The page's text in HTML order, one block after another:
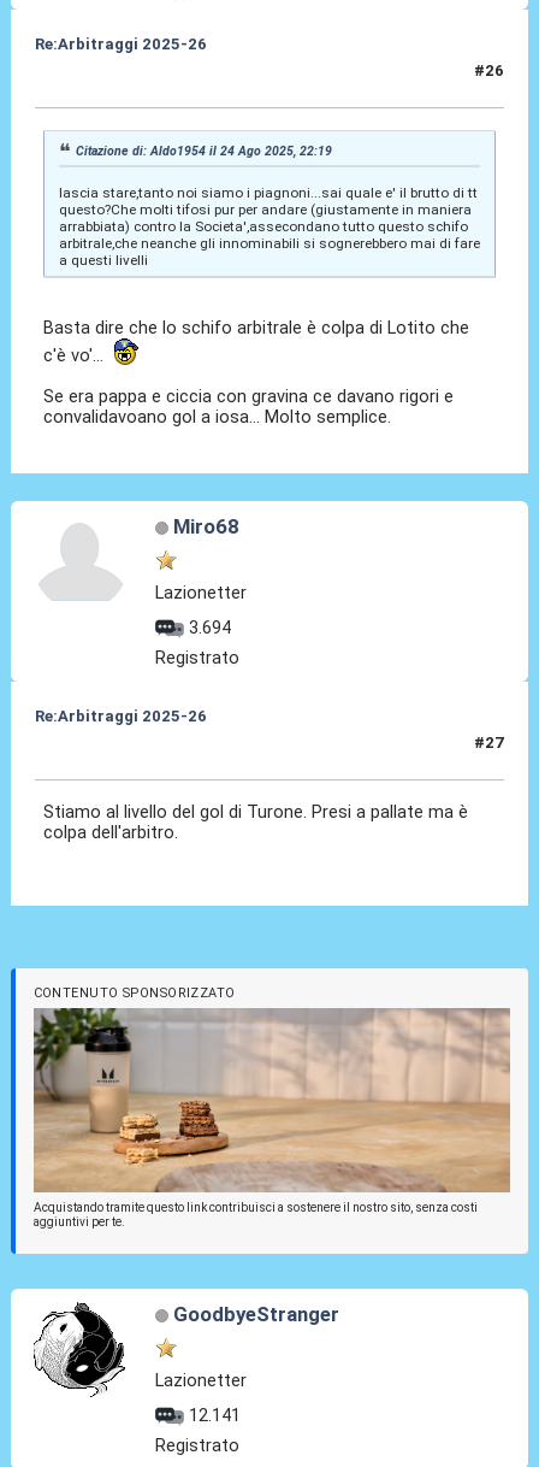
Re:Arbitraggi 2025-26
#26
Citazione di: Aldo1954 il 24 Ago 2025, 22:19
lascia stare,tanto noi siamo i piagnoni...sai quale e' il brutto di tt
questo?Che molti tifosi pur per andare (giustamente in maniera
arrabbiata) contro la Societa',assecondano tutto questo schifo
arbitrale,che neanche gli innominabili si sognerebbero mai di fare
a questi livelli
Basta dire che lo schifo arbitrale è colpa di Lotito che
c'è vo'...
Se era pappa e ciccia con gravina ce davano rigori e
convalidavoano gol a iosa... Molto semplice.
Miro68
Lazionetter
3.694
Registrato
Re:Arbitraggi 2025-26
#27
Stiamo al livello del gol di Turone. Presi a pallate ma è
colpa dell'arbitro.
CONTENUTO SPONSORIZZATO
Acquistando tramite questo link contribuisci a sostenere il nostro sito, senza costi
aggiuntivi per te.
GoodbyeStranger
Lazionetter
12.141
Registrato